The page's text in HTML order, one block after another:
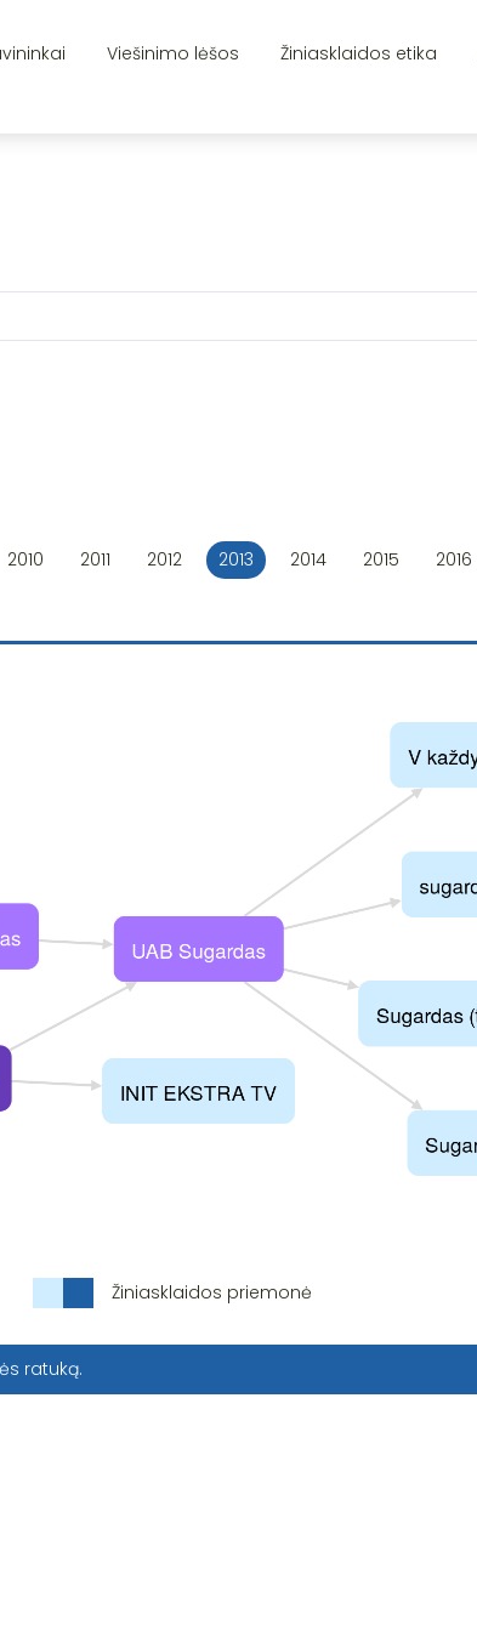
Viešinimo lėšos Žiniasklaidos etika
2010 2011 2012 2013 2014 2015 2016
Žiniasklaidos priemonė
ratuką.